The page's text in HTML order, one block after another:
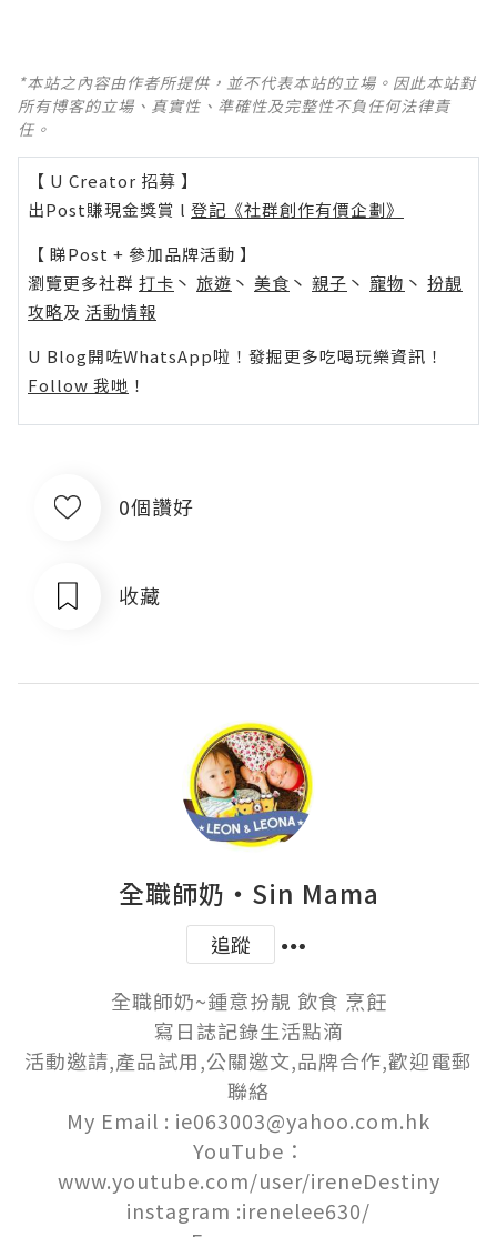
*本站之內容由作者所提供，並不代表本站的立場。因此本站對
所有博客的立場、真實性、準確性及完整性不負任何法律責
任。
【 U Creator 招募 】
出Post賺現金獎賞 l 登記《社群創作有價企劃》
【 睇Post + 參加品牌活動 】
瀏覽更多社群 打卡 丶 旅遊 丶 美食 丶 親子 丶 寵物 丶 扮靚
攻略及 活動情報
U Blog開咗WhatsApp啦！發掘更多吃喝玩樂資訊！
Follow 我哋 ！
0個讚好
收藏
全職師奶‧Sin Mama
追蹤
全職師奶~鍾意扮靚 飲食 烹飪
寫日誌記錄生活點滴
活動邀請,產品試用,公關邀文,品牌合作,歡迎電郵
聯絡
My Email : ie063003@yahoo.com.hk
YouTube：
www.youtube.com/user/ireneDestiny
instagram :irenelee630/